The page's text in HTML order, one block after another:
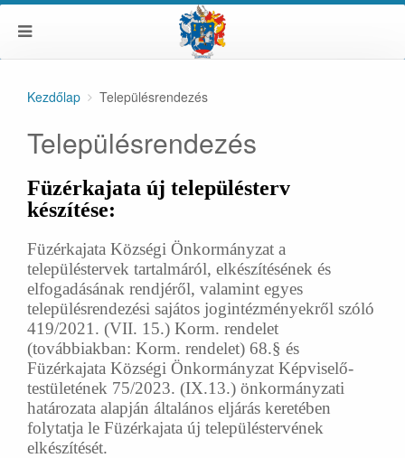
Kezdőlap Településrendezés
Településrendezés
Füzérkajata új településterv
készítése:
Füzérkajata Községi Önkormányzat a
településtervek tartalmáról, elkészítésének és
elfogadásának rendjéről, valamint egyes
településrendezési sajátos jogintézményekről szóló
419/2021. (VII. 15.) Korm. rendelet
(továbbiakban: Korm. rendelet) 68.§ és
Füzérkajata Községi Önkormányzat Képviselő-
testületének 75/2023. (IX.13.) önkormányzati
határozata alapján általános eljárás keretében
folytatja le Füzérkajata új településtervének
elkészítését.